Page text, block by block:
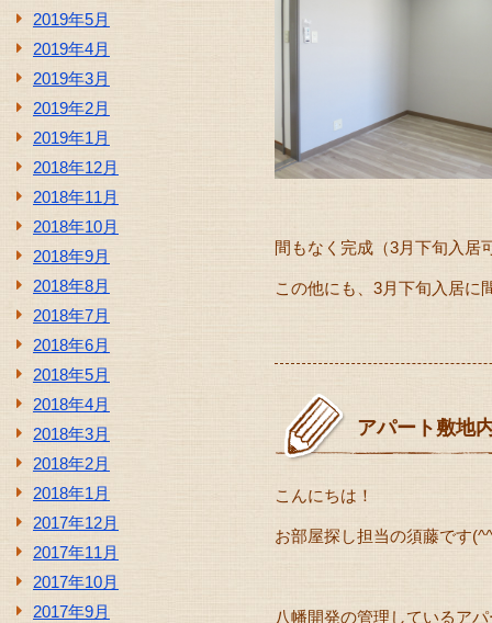
2019年5月
2019年4月
2019年3月
2019年2月
2019年1月
2018年12月
2018年11月
2018年10月
2018年9月
2018年8月
2018年7月
2018年6月
2018年5月
2018年4月
2018年3月
2018年2月
2018年1月
2017年12月
2017年11月
2017年10月
2017年9月
間もなく完成（3月下旬入居
この他にも、3月下旬入居に
アパート敷地
こんにちは！
お部屋探し担当の須藤です
八幡開発の管理しているア